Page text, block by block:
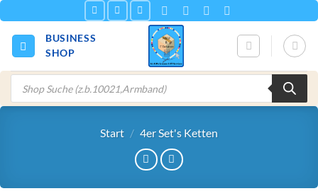
Inhalt
springen
BUSINESS
SHOP
Products
search
Start / 4er Set's Ketten